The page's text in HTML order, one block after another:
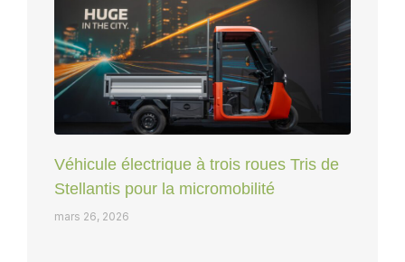
Véhicule électrique à trois roues Tris de
Stellantis pour la micromobilité
mars 26, 2026